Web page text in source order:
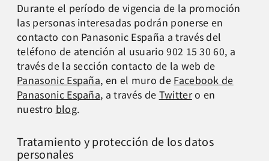
Durante el período de vigencia de la promoción
las personas interesadas podrán ponerse en
contacto con Panasonic España a través del
teléfono de atención al usuario 902 15 30 60, a
través de la sección contacto de la web de
Panasonic España, en el muro de Facebook de
Panasonic España, a través de Twittero en
nuestro blog.
Tratamiento y protección de los datos
personales